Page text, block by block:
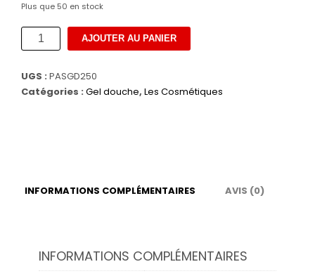
Plus que 50 en stock
quantité
de
douche
Passionnée
passion
AJOUTER AU PANIER
UGS : PASGD250
Catégories : Gel douche, Les Cosmétiques
INFORMATIONS COMPLÉMENTAIRES AVIS (0)
INFORMATIONS COMPLÉMENTAIRES